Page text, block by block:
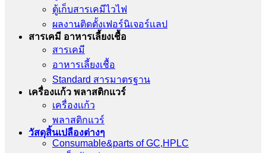
ตู้เก็บสารเคมีไวไฟ
ผลงานติดตั้งเฟอร์นิเจอร์เเลป
สารเคมี อาหารเลี้ยงเชื้อ
สารเคมี
อาหารเลี้ยงเชื้อ
Standard สารมาตรฐาน
เครื่องเเก้ว พลาสติกแวร์
เครื่องเเก้ว
พลาสติกแวร์
วัสดุสิ้นเปลืองต่างๆ
Consumable&parts of GC,HPLC